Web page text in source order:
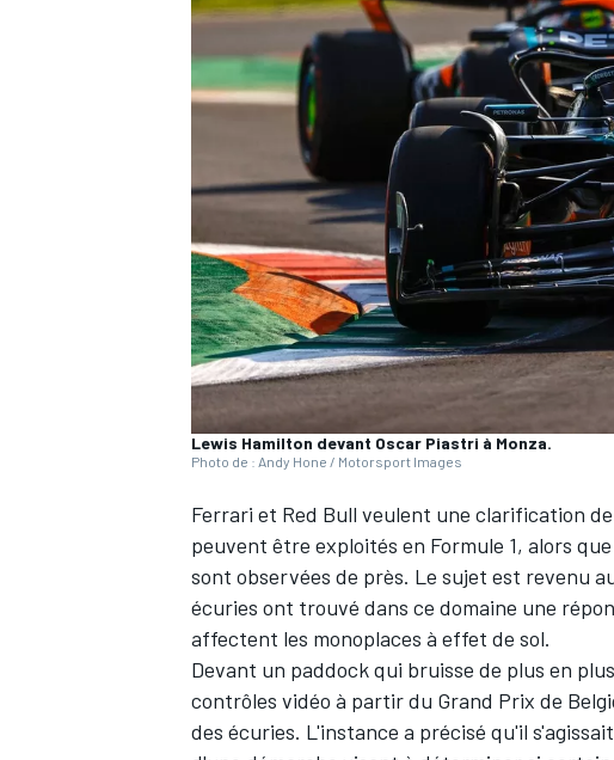
WRC
WEC
Lewis Hamilton devant Oscar Piastri à Monza.
Photo de : Andy Hone / Motorsport Images
Ferrari et Red Bull veulent une clarification
peuvent être exploités en Formule 1, alors
sont observées de près. Le sujet est revenu
écuries ont trouvé dans ce domaine une
affectent les monoplaces à effet de sol.
Devant un paddock qui bruisse de plus en
contrôles vidéo à partir du Grand Prix de
des écuries. L'instance a précisé qu'il